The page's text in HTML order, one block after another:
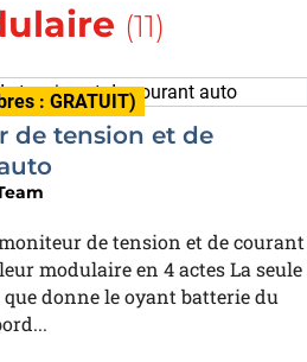
(11)
: GRATUIT)
de tension et de
de tension et de courant
modulaire en 4 actes La seule
donne le oyant batterie du